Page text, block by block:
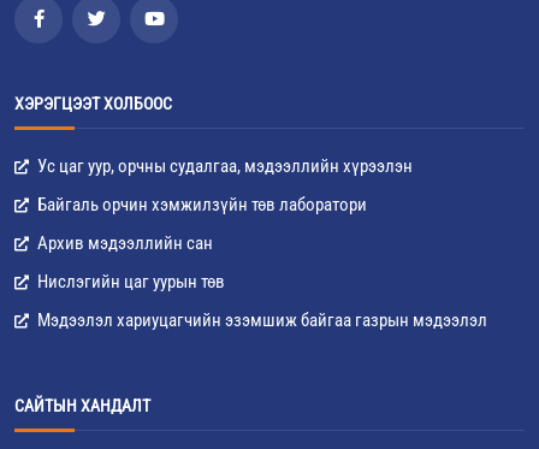
ХЭРЭГЦЭЭТ ХОЛБООС
Ус цаг уур, орчны судалгаа, мэдээллийн хүрээлэн
Байгаль орчин хэмжилзүйн төв лаборатори
Архив мэдээллийн сан
Нислэгийн цаг уурын төв
Мэдээлэл хариуцагчийн эзэмшиж байгаа газрын мэдээлэл
САЙТЫН ХАНДАЛТ